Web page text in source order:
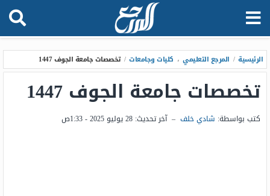
الرئيسية / المرجع التعليمي ، كليات وجامعات / تخصصات جامعة الجوف 1447
تخصصات جامعة الجوف 1447
كتب بواسطة: شادي خلف – آخر تحديث: 28 يوليو 2025 - 1:33ص